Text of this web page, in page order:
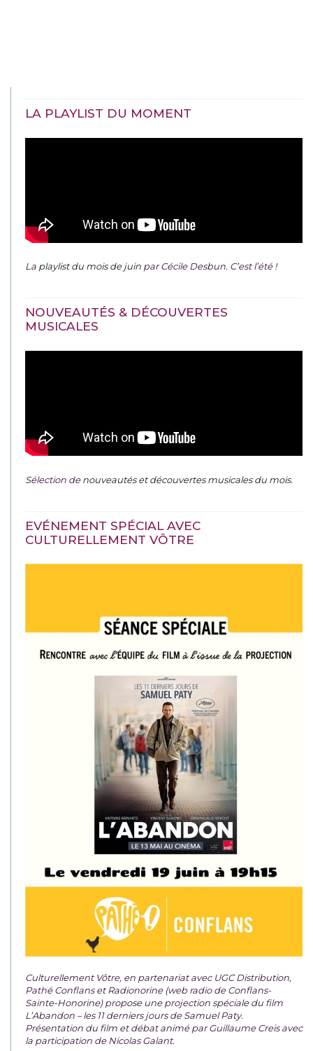
LA PLAYLIST DU MOMENT
La playlist du mois de juin par Cécile Desbun. C’est l’été !
NOUVEAUTÉS & DÉCOUVERTES
MUSICALES
Sélection denouveautés et découvertes musicales du mois.
EVÉNEMENT SPÉCIAL AVEC
CULTURELLEMENT VÔTRE
Culturellement Vôtre, en partenariat avec UGC Distribution,
Pathé Conflans et Radionorine (web radio de Conflans-
Sainte-Honorine) propose une projection spéciale du film
L’Abandon – les 11 derniers jours de Samuel Paty.
Présentation du film et débat animé par Guillaume Creis avec
la participation de Nicolas Galant.